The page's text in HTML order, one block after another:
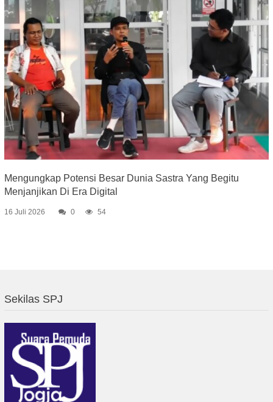
Mengungkap Potensi Besar Dunia Sastra Yang Begitu
Menjanjikan Di Era Digital
16 Juli 2026 0 54
Sekilas SPJ